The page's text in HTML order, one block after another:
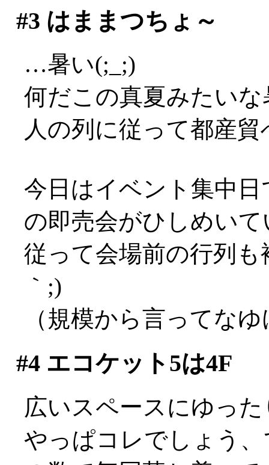
#3 はままつちょ～
…暑い(;_;)
何だこの真夏みたいな
人の列に従って都産
今日はイベント集中
の即売会がひしめい
従って会場前の行列
｀;)
（規模から言ってな
#4エコケット5は4F
広いスペースにゆっ
やっぱコレでしょう